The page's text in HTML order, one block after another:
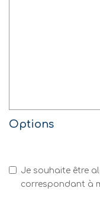
Options
Je souhaite être
correspondant à